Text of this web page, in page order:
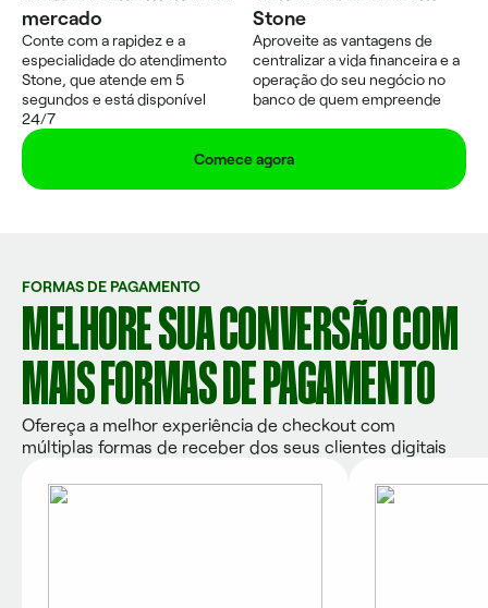
mercado
Conte com a rapidez e a
especialidade do atendimento
Stone, que atende em 5
segundos e está disponível
24/7
Stone
Aproveite as vantagens de
centralizar a vida financeira e a
operação do seu negócio no
banco de quem empreende
Comece agora
FORMAS DE PAGAMENTO
MELHORE SUA CONVERSÃO COM
MAIS FORMAS DE PAGAMENTO
Ofereça a melhor experiência de checkout com
múltiplas formas de receber dos seus clientes digitais